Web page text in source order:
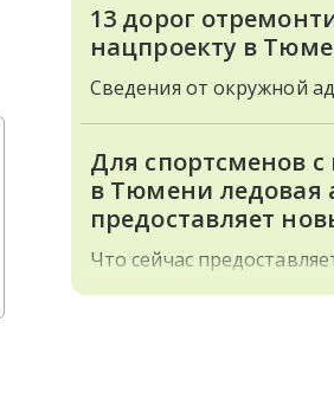
13 дорог
нацпроекту в
Сведения от окружной
Для спортсменов
в Тюмени ледовая
предоставляет
Что сейчас